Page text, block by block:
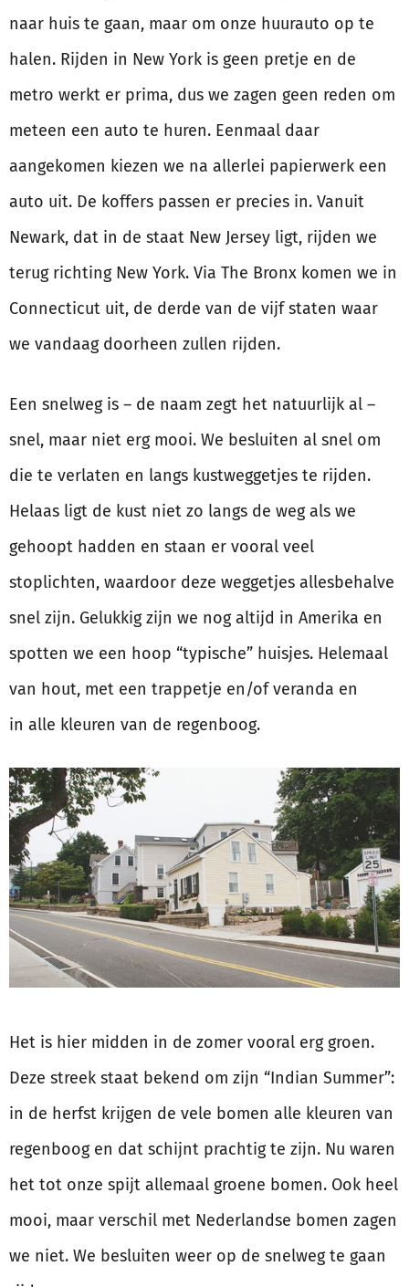
naar huis te gaan, maar om onze huurauto op te
halen. Rijden in New York is geen pretje en de
metro werkt er prima, dus we zagen geen reden om
meteen een auto te huren. Eenmaal daar
aangekomen kiezen we na allerlei papierwerk een
auto uit. De koffers passen er precies in. Vanuit
Newark, dat in de staat New Jersey ligt, rijden we
terug richting New York. Via The Bronx komen we in
Connecticut uit, de derde van de vijf staten waar
we vandaag doorheen zullen rijden.
Een snelweg is – de naam zegt het natuurlijk al –
snel, maar niet erg mooi. We besluiten al snel om
die te verlaten en langs kustweggetjes te rijden.
Helaas ligt de kust niet zo langs de weg als we
gehoopt hadden en staan er vooral veel
stoplichten, waardoor deze weggetjes allesbehalve
snel zijn. Gelukkig zijn we nog altijd in Amerika en
spotten we een hoop “typische” huisjes. Helemaal
van hout, met een trappetje en/of veranda en
in alle kleuren van de regenboog.
Het is hier midden in de zomer vooral erg groen.
Deze streek staat bekend om zijn “Indian Summer”:
in de herfst krijgen de vele bomen alle kleuren van
regenboog en dat schijnt prachtig te zijn. Nu waren
het tot onze spijt allemaal groene bomen. Ook heel
mooi, maar verschil met Nederlandse bomen zagen
we niet. We besluiten weer op de snelweg te gaan